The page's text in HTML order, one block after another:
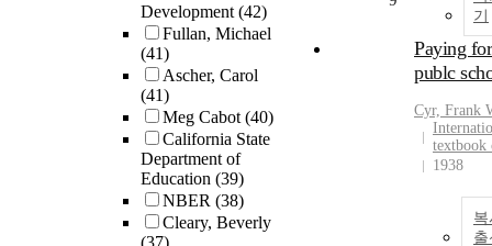
Development(42)
Fullan, Michael
(41)
Ascher, Carol
(41)
Meg Cabot(40)
California State
Department of
Education (39)
NBER (38)
Cleary, Beverly
기
Paying
publc
Cyr, Frank
textbook
1938